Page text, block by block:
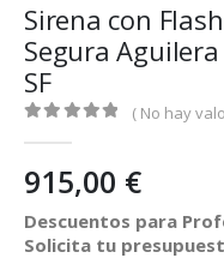
Sirena con
Segura
SF
( No hay
915,00 €
Descuentos para
Solicita tu